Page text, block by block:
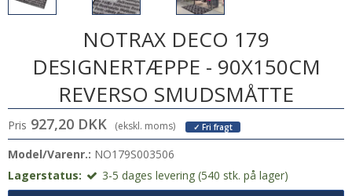
NOTRAX DECO 179
DESIGNERTÆPPE - 90X150CM
REVERSO SMUDSMÅTTE
Pris 927,20 DKK (ekskl. moms) ✓ Fri fragt
Model/Varenr.: NO179S003506
Lagerstatus:
3-5 dages levering (540 stk. på lager)